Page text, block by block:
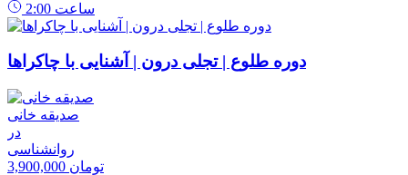
2:00 ساعت
دوره طلوع | تجلی درون | آشنایی با چاکراها
صدیقه خانی
در
روانشناسی
3,900,000 تومان